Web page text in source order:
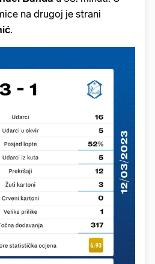
na drugoj je strani
.